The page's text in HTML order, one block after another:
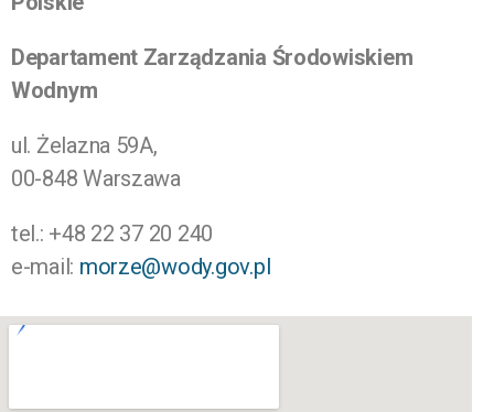
Departament Zarządzania Środowiskiem
Wodnym
ul. Żelazna 59A,
00-848 Warszawa
tel.: +48 22 37 20 240
e-mail: morze@wody.gov.pl